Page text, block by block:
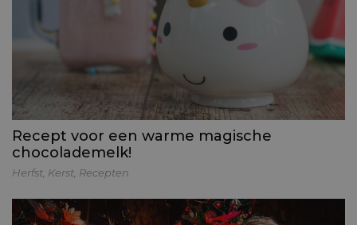
Recept voor een warme magische
chocolademelk!
Herfst Kerst Recepten